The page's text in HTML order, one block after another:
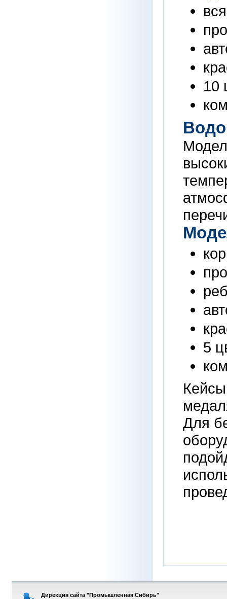
10
5
Для
Дирекция сайта "Промышленная Сибирь"